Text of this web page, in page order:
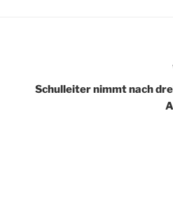
Schulleiter nimmt nach